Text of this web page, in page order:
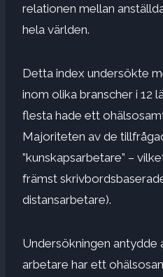
relationen mellan
hela världen.
Detta index undersökte
inom olika branscher i 12
flesta hade ett
Majoriteten av de
”kunskapsarbetare” –
främst
distansarbetare).
Undersökningen antydde
arbetare har ett